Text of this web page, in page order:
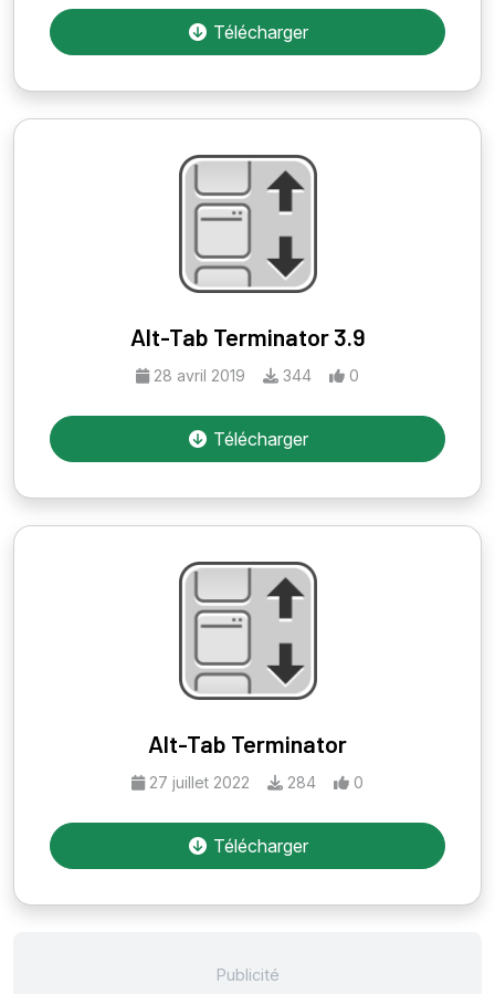
Télécharger
Alt-Tab Terminator 3.9
28 avril 2019 344 0
Télécharger
Alt-Tab Terminator
27 juillet 2022 284 0
Télécharger